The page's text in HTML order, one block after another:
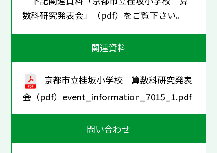
数科研究発表会」（pdf）をご覧下さい。
関連資料
京都市立桂坂小学校 算数科研究発表
会（pdf）event_information_7015_1.pdf
問い合わせ